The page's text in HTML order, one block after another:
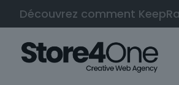
Découvrez comment